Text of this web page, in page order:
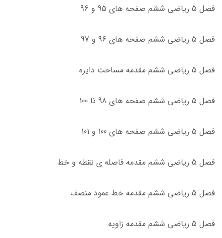
فصل 5 ریاضی ششم صفحه های 95 و 96
فصل 5 ریاضی ششم صفحه های 96 و 97
فصل 5 ریاضی ششم مقدمه مساحت دایره
فصل 5 ریاضی ششم صفحه های 98 تا 100
فصل 5 ریاضی ششم صفحه های 100 و 101
فصل 5 ریاضی ششم مقدمه فاصله ی نقطه و خط
فصل 5 ریاضی ششم مقدمه خط عمود منصف
فصل 5 ریاضی ششم مقدمه زاویه